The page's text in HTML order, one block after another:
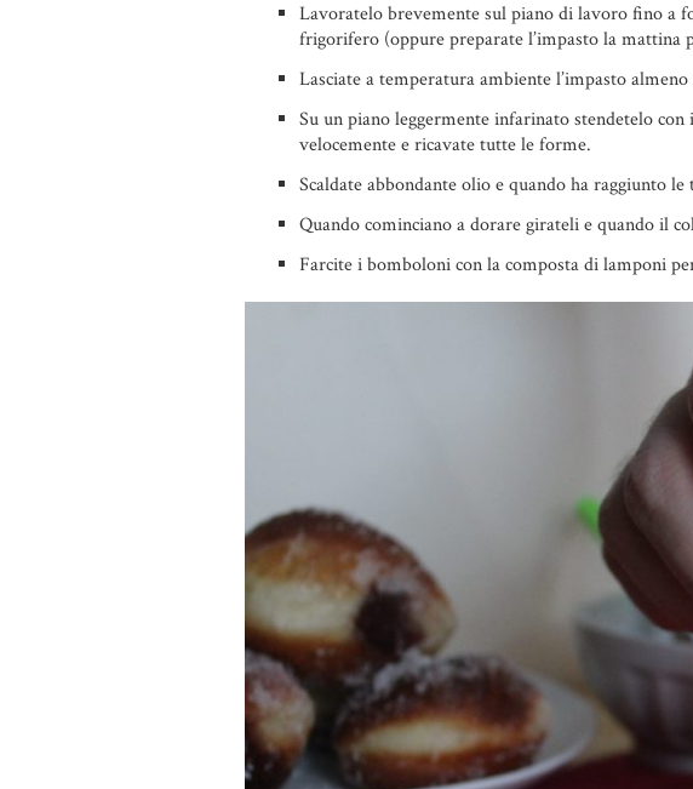
Lavoratelo brevemente sul piano di lavoro fino a
frigorifero (oppure preparate l’impasto la mattina
Lasciate a temperatura ambiente l’impasto
Su un piano leggermente infarinato stendetelo
velocemente e ricavate tutte le forme.
Scaldate abbondante olio e quando ha raggiunto
Quando cominciano a dorare girateli e quando il
Farcite i bomboloni con la composta di lamponi